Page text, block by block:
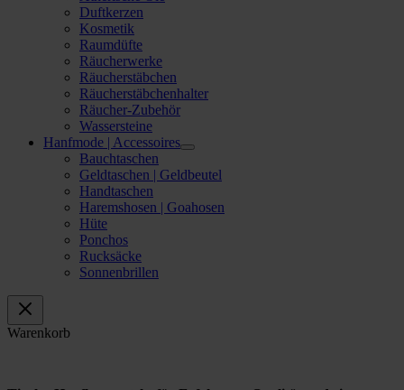
Duftkerzen
Kosmetik
Raumdüfte
Räucherwerke
Räucherstäbchen
Räucherstäbchenhalter
Räucher-Zubehör
Wassersteine
Hanfmode | Accessoires
Bauchtaschen
Geldtaschen | Geldbeutel
Handtaschen
Haremshosen | Goahosen
Hüte
Ponchos
Rucksäcke
Sonnenbrillen
Warenkorb